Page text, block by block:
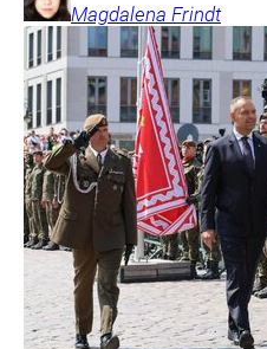
Magdalena Frindt